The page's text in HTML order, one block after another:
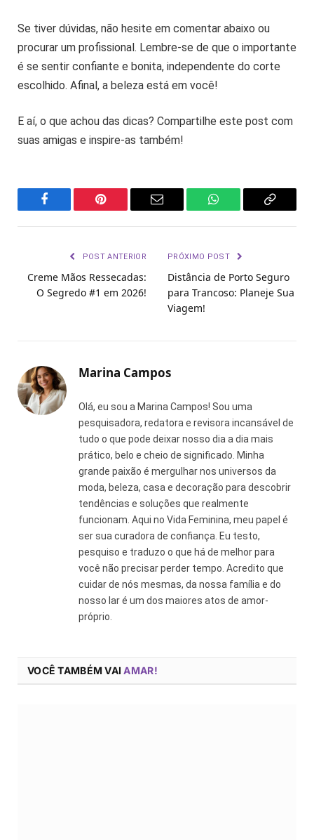
Se tiver dúvidas, não hesite em comentar abaixo ou
procurar um profissional. Lembre-se de que o importante
é se sentir confiante e bonita, independente do corte
escolhido. Afinal, a beleza está em você!
E aí, o que achou das dicas? Compartilhe este post com
suas amigas e inspire-as também!
Facebook Pinterest Email WhatsAppCopy
POST ANTERIOR
Creme Mãos Ressecadas:
O Segredo #1 em 2026!
PRÓXIMO POST
Distância de Porto Seguro
para Trancoso: Planeje Sua
Viagem!
Marina Campos
Olá, eu sou a Marina Campos! Sou uma
pesquisadora, redatora e revisora incansável de
tudo o que pode deixar nosso dia a dia mais
prático, belo e cheio de significado. Minha
grande paixão é mergulhar nos universos da
moda, beleza, casa e decoração para descobrir
tendências e soluções que realmente
funcionam. Aqui no Vida Feminina, meu papel é
ser sua curadora de confiança. Eu testo,
pesquiso e traduzo o que há de melhor para
você não precisar perder tempo. Acredito que
cuidar de nós mesmas, da nossa família e do
nosso lar é um dos maiores atos de amor-
próprio.
VOCÊ TAMBÉM VAIAMAR!